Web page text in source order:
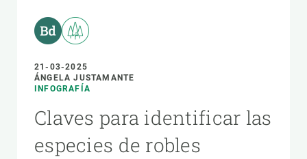
21-03-2025
ÁNGELA JUSTAMANTE
INFOGRAFÍA
Claves para identificar las
especies de robles